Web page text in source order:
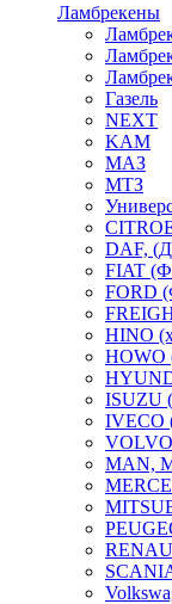
Ламбрекены
Газель
NEXT
KAM
МАЗ
МТЗ
DAF,
FIAT
FORD
HINO
HOWO
ISUZU
IVECO
MAN,